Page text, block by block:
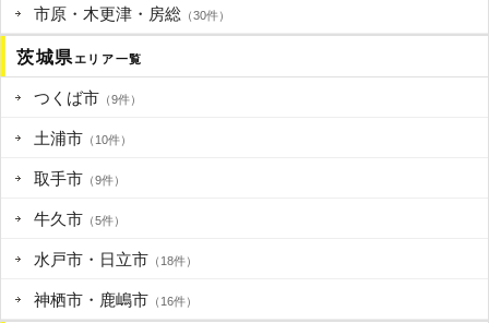
市原・木更津・房総 （30件）
茨城県 エリア一覧
つくば市 （9件）
土浦市 （10件）
取手市 （9件）
牛久市 （5件）
水戸市・日立市 （18件）
神栖市・鹿嶋市 （16件）